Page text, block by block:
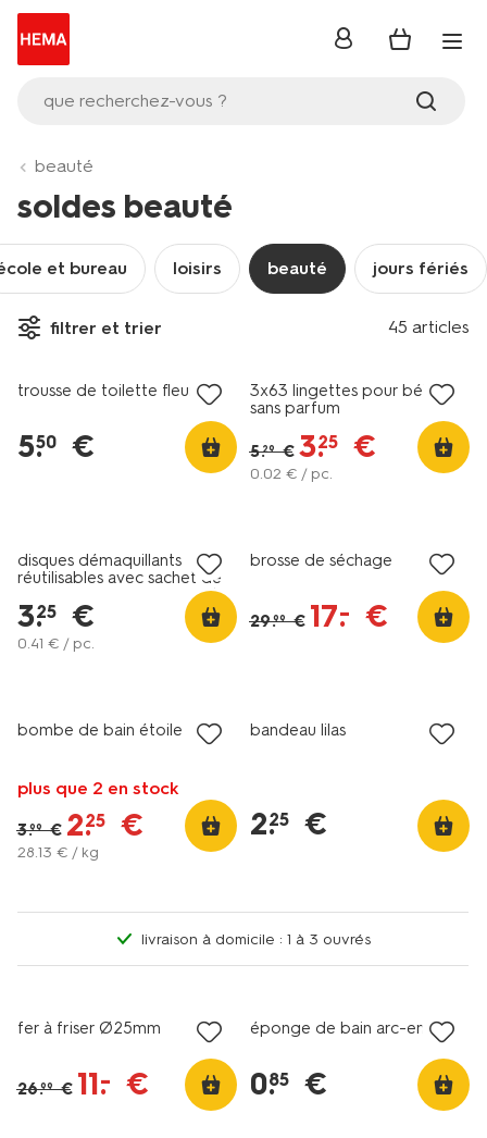
que recherchez-vous ?
se
beauté
soldes beauté
et bureau loisirs beauté jours fériés
filtrer et trier 45 articles
soldes
trousse de toilette fleur
5.
50 €
3x63 lingettes pour bébé
sans parfum
5.29 € 3.
25 €
0.02 € / pc.
disques démaquillants
réutilisables avec sachet de
lavage et de rangement Ø 8
cm - lot de 8
3.
25 €
0.41 € / pc.
brosse de séchage
29.99 € 17.
– €
vegan
bombe de bain étoile
plus que 2 en stock
3.99 € 2.
25 €
28.13 € / kg
bandeau lilas
2.
25 €
livraison à domicile : 1 à 3 ouvrés
fer à friser Ø25mm
26.99 € 11.
– €
éponge de bain arc-en-ciel
0.
85 €